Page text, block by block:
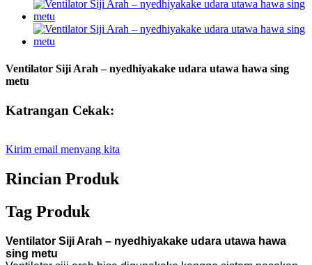
Ventilator Siji Arah – nyedhiyakake udara utawa hawa sing
metu
Katrangan Cekak:
Kirim email menyang kita
Rincian Produk
Tag Produk
Ventilator Siji Arah – nyedhiyakake udara utawa hawa
sing metu